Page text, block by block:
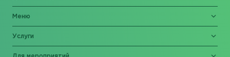
Меню
Услуги